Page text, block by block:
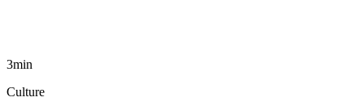
3min
Culture